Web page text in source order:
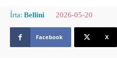
Írta: Bellini 2026-05-20
Facebook X